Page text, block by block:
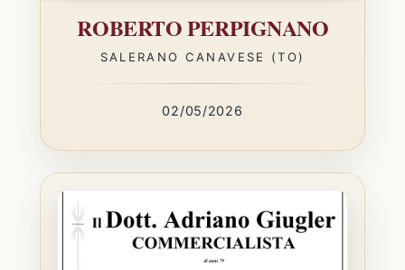
ROBERTO PERPIGNANO
SALERANO CANAVESE (TO)
02/05/2026